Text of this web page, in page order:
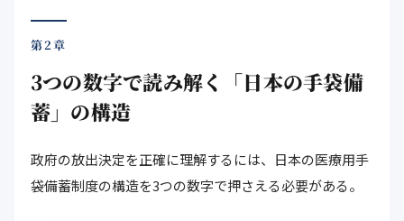
第2章
3つの数字で読み解く「日本の手袋備
蓄」の構造
政府の放出決定を正確に理解するには、日本の医療用手
袋備蓄制度の構造を3つの数字で押さえる必要がある。